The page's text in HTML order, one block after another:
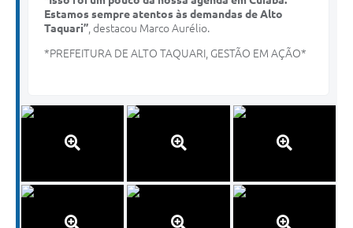
Estamos sempre atentos às demandas de Alto
Taquari” , destacou Marco Aurélio.
*PREFEITURA DE ALTO TAQUARI, GESTÃO EM AÇÃO*